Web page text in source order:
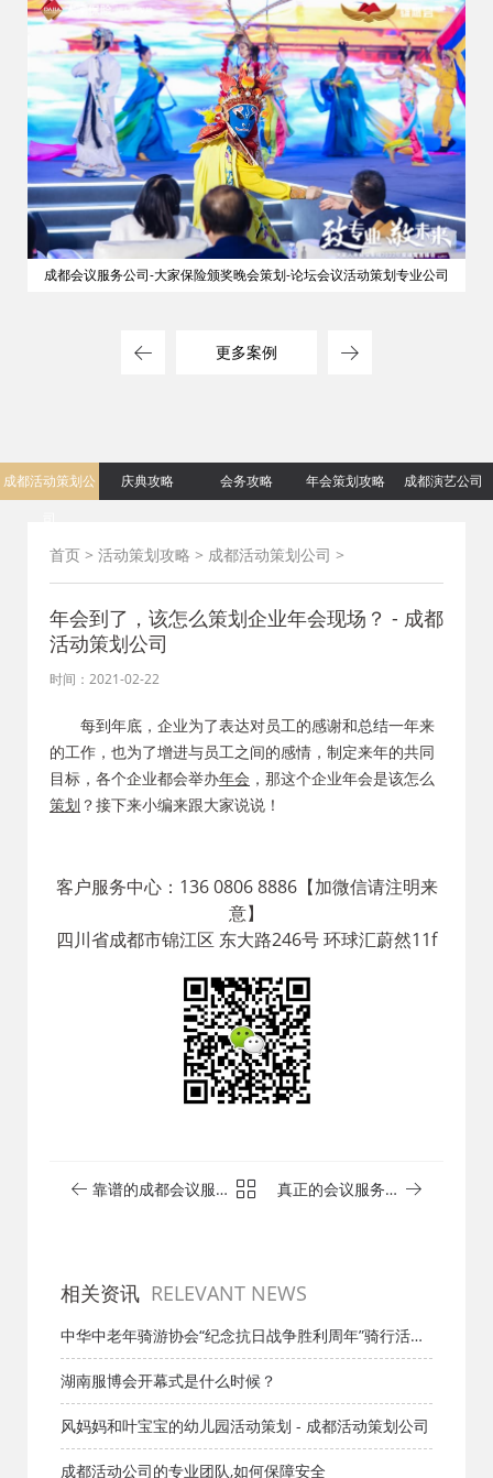
成都会议服务公司-大家保险颁奖晚会策划-论坛会议活动策划专业公司
更多案例
成都活动策划公
庆典攻略 会务攻略 年会策划攻略 成都演艺公司
首页 > 活动策划攻略 > 成都活动策划公司 >
年会到了，该怎么策划企业年会现场？ - 成都
活动策划公司
时间：2021-02-22
每到年底，企业为了表达对员工的感谢和总结一年来
的工作，也为了增进与员工之间的感情，制定来年的共同
目标，各个企业都会举办年会 ，那这个企业年会是该怎么
策划 ？接下来小编来跟大家说说！
客户服务中心：136 0806 8886【加微信请注明来
意】
四川省成都市锦江区 东大路246号 环球汇蔚然11f
靠谱的成都会议服
公司
真正的会议服务需
相关资讯 RELEVANT NEWS
中华中老年骑游协会“纪念抗日战争胜利周年”骑行活动
方案 - 活动策划公司
湖南服博会开幕式是什么时候？
风妈妈和叶宝宝的幼儿园活动策划 - 成都活动策划公司
成都活动公司的专业团队,如何保障安全